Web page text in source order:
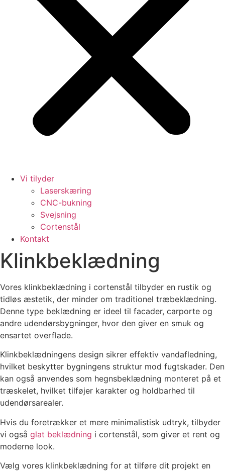
Vi tilyder
Laserskæring
CNC-bukning
Svejsning
Cortenstål
Kontakt
Klinkbeklædning
Vores klinkbeklædning i cortenstål tilbyder en rustik og
tidløs æstetik, der minder om traditionel træbeklædning.
Denne type beklædning er ideel til facader, carporte og
andre udendørsbygninger, hvor den giver en smuk og
ensartet overflade.
Klinkbeklædningens design sikrer effektiv vandafledning,
hvilket beskytter bygningens struktur mod fugtskader. Den
kan også anvendes som hegnsbeklædning monteret på et
træskelet, hvilket tilføjer karakter og holdbarhed til
udendørsarealer.
Hvis du foretrækker et mere minimalistisk udtryk, tilbyder
vi også glat beklædning i cortenstål, som giver et rent og
moderne look.
Vælg vores klinkbeklædning for at tilføre dit projekt en